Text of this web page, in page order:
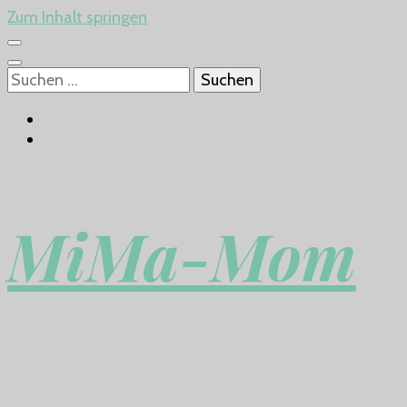
Zum Inhalt springen
Suchen
nach:
MiMa-Mom